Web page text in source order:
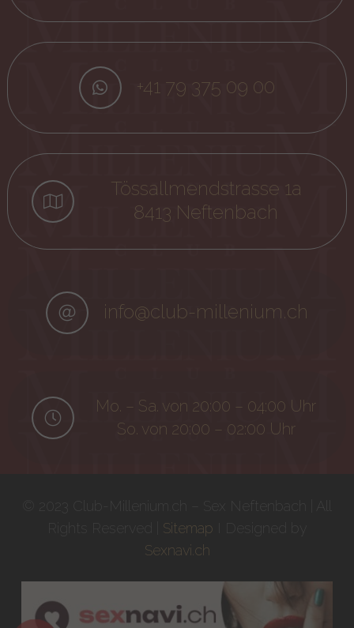
+41 79 375 09 00
Tössallmendstrasse 1a
8413 Neftenbach
info@club-millenium.ch
Mo. – Sa. von 20:00 – 04:00 Uhr
So. von 20:00 – 02:00 Uhr
Sitemap
Sexnavi.ch